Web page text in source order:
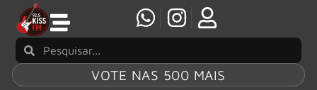
VOTE NAS 500 MAIS